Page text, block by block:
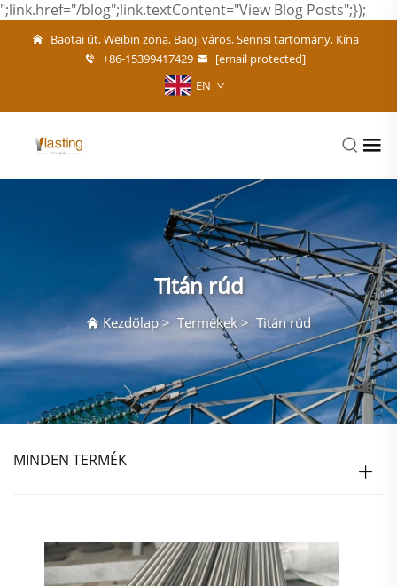
";link.href="/blog";link.textContent="View Blog Posts";});
Baotai út, Weibin zóna, Baoji város, Sennsi tartomány, Kína
+86-15399417429
[email protected]
EN
Titán rúd
Kezdőlap>Termékek > Titán rúd
MINDEN TERMÉK